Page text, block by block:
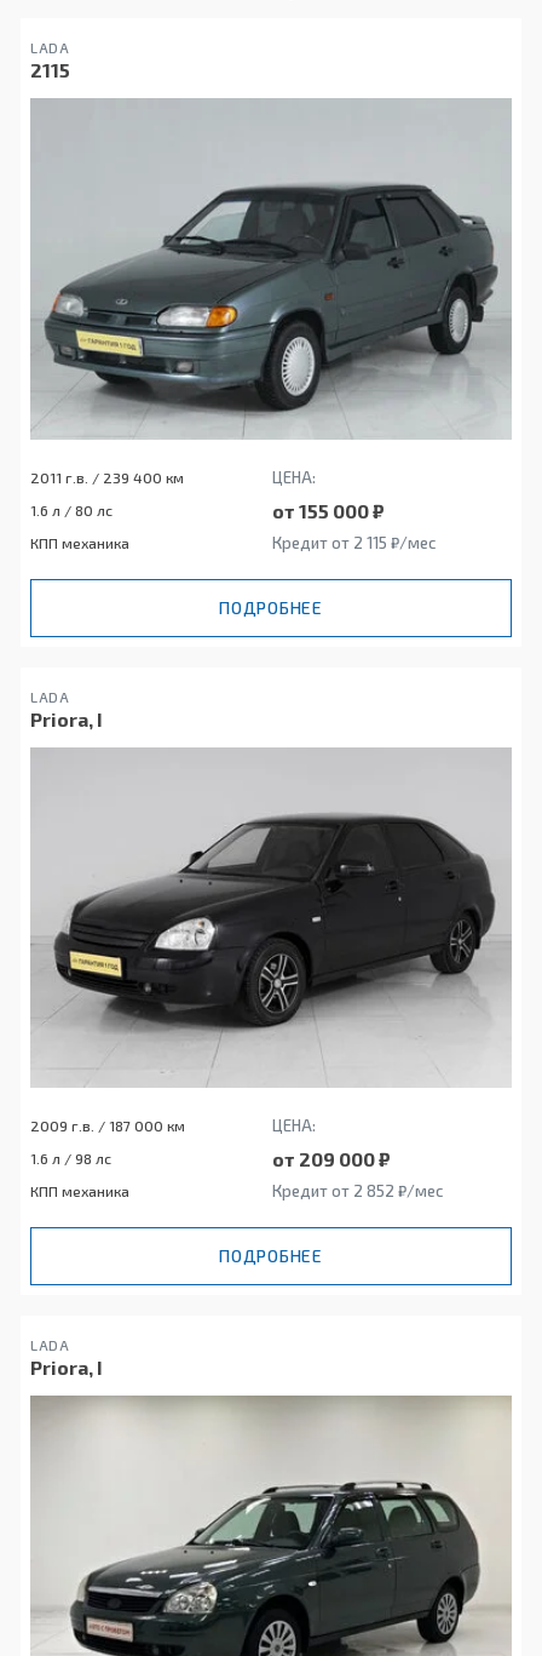
LADA
2115
2011 г.в. / 239 400 км ЦЕНА:
1.6 л / 80 лс от 155 000 ₽
КПП механика Кредит от 2 115 ₽/мес
ПОДРОБНЕЕ
LADA
Priora, I
2009 г.в. / 187 000 км ЦЕНА:
1.6 л / 98 лс от 209 000 ₽
КПП механика Кредит от 2 852 ₽/мес
ПОДРОБНЕЕ
LADA
Priora, I